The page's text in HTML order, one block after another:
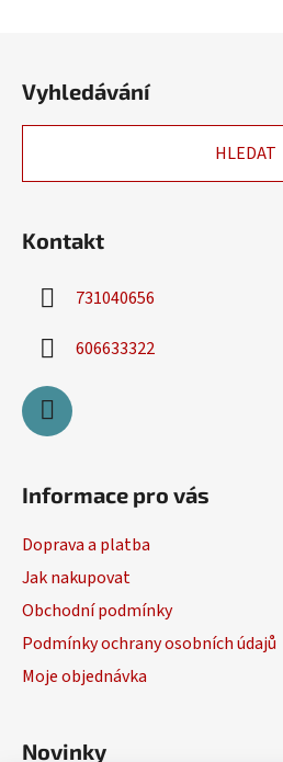
Vyhledávání
HLEDAT
Kontakt
731040656
606633322
Informace pro vás
Doprava a platba
Jak nakupovat
Obchodní podmínky
Podmínky ochrany osobních údajů
Moje objednávka
Novinky